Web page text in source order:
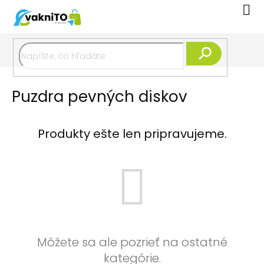
obsah
Puzdra pevných diskov
Produkty ešte len pripravujeme.
Môžete sa ale pozrieť na ostatné
kategórie.